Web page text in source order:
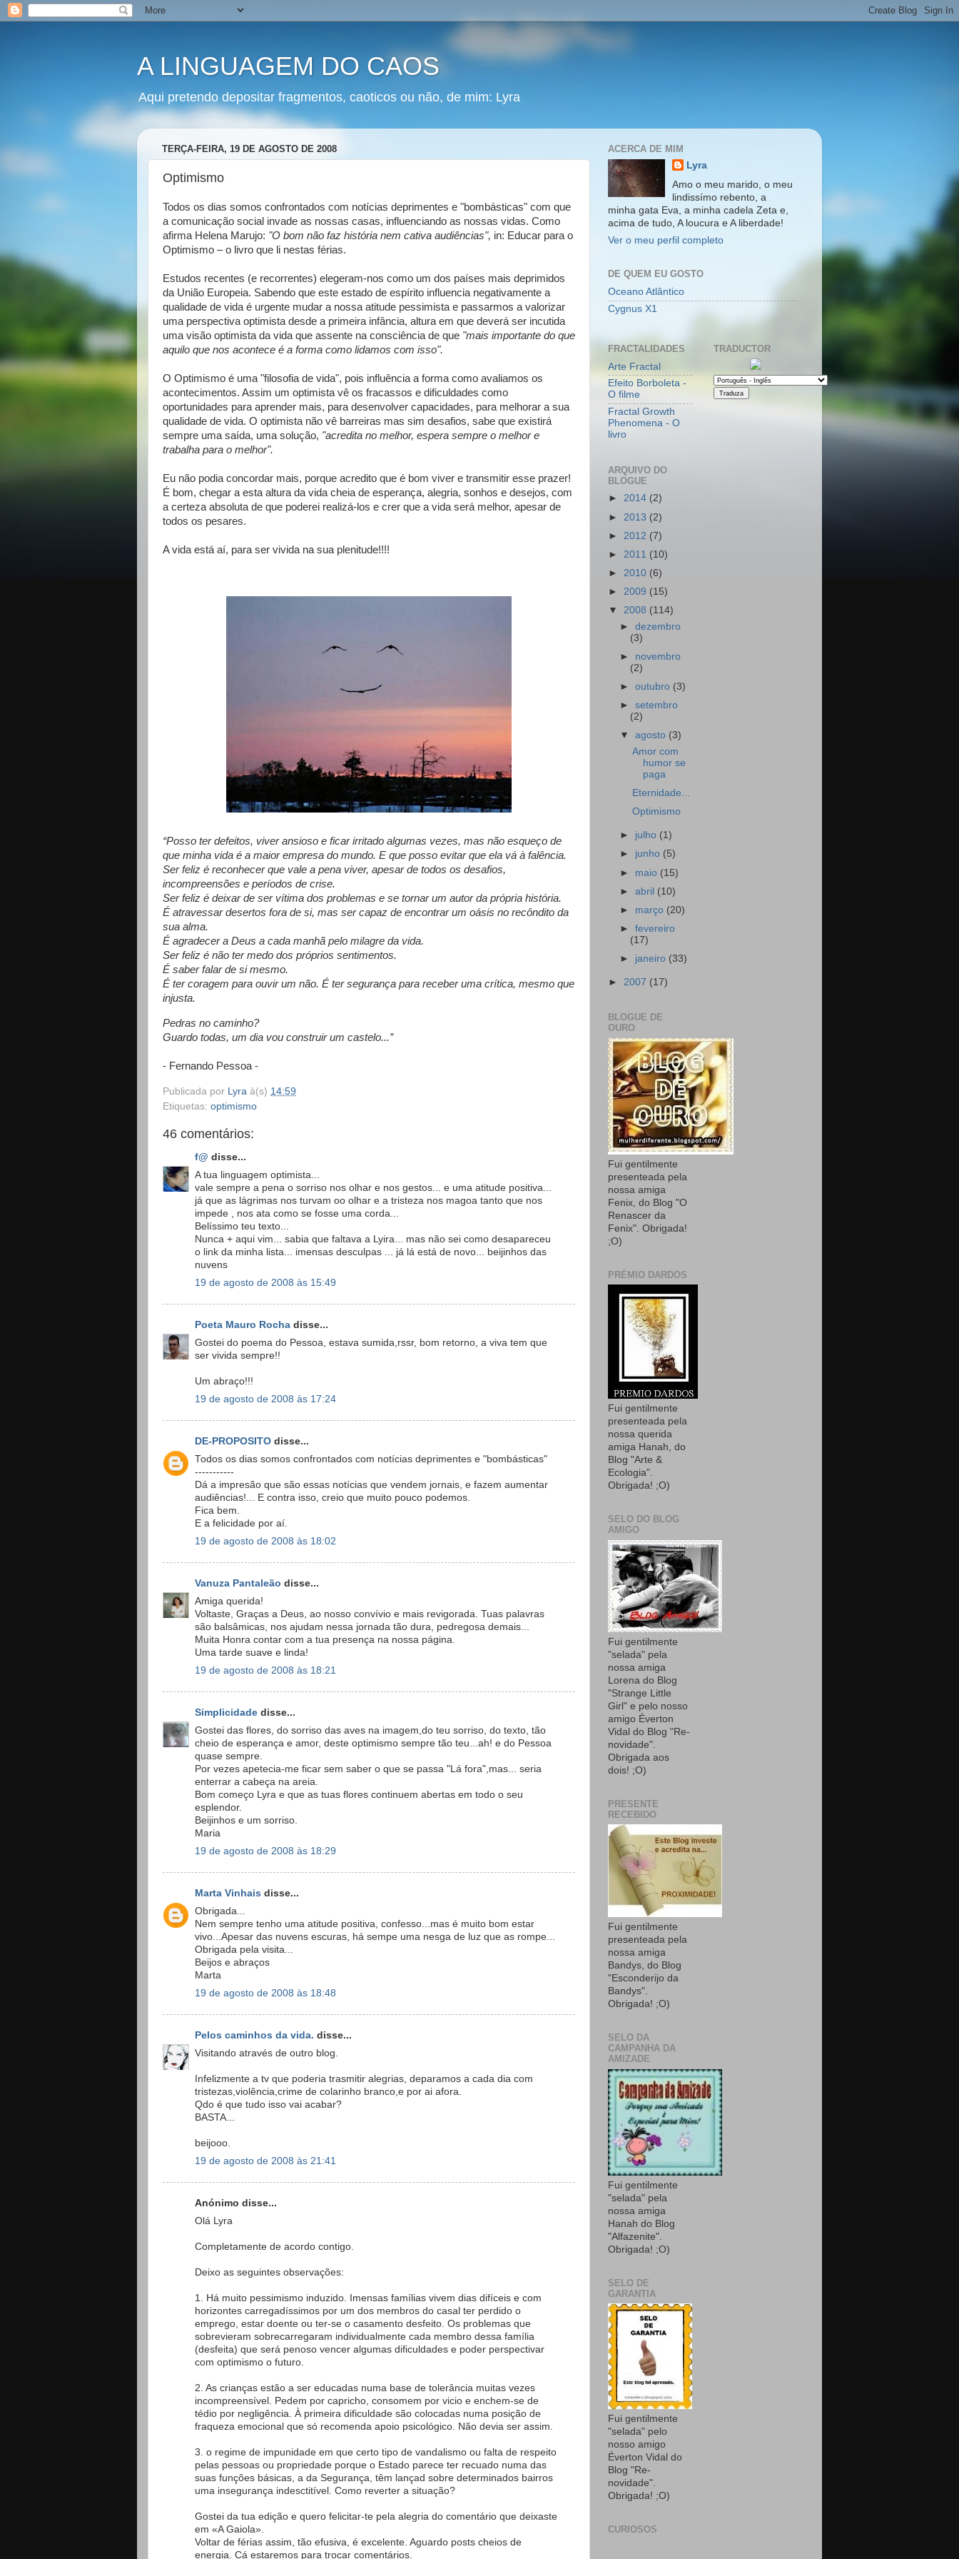
A LINGUAGEM DO CAOS
Aqui pretendo depositar fragmentos, caoticos ou não, de mim: Lyra
TERÇA-FEIRA, 19 DE AGOSTO DE 2008
Optimismo
Todos os dias somos confrontados com notícias deprimentes e "bombásticas" com que
a comunicação social invade as nossas casas, influenciando as nossas vidas. Como
afirma Helena Marujo: "O bom não faz história nem cativa audiências", in: Educar para o
Optimismo – o livro que li nestas férias.
Estudos recentes (e recorrentes) elegeram-nos como um dos países mais deprimidos
da União Europeia. Sabendo que este estado de espírito influencia negativamente a
qualidade de vida é urgente mudar a nossa atitude pessimista e passarmos a valorizar
uma perspectiva optimista desde a primeira infância, altura em que deverá ser incutida
uma visão optimista da vida que assente na consciência de que "mais importante do que
aquilo que nos acontece é a forma como lidamos com isso".
O Optimismo é uma "filosofia de vida", pois influência a forma como avaliamos os
acontecimentos. Assim um optimista vê os fracassos e dificuldades como
oportunidades para aprender mais, para desenvolver capacidades, para melhorar a sua
qualidade de vida. O optimista não vê barreiras mas sim desafios, sabe que existirá
sempre uma saída, uma solução, "acredita no melhor, espera sempre o melhor e
trabalha para o melhor".
Eu não podia concordar mais, porque acredito que é bom viver e transmitir esse prazer!
É bom, chegar a esta altura da vida cheia de esperança, alegria, sonhos e desejos, com
a certeza absoluta de que poderei realizá-los e crer que a vida será melhor, apesar de
todos os pesares.
A vida está aí, para ser vivida na sua plenitude!!!!
“Posso ter defeitos, viver ansioso e ficar irritado algumas vezes, mas não esqueço de
que minha vida é a maior empresa do mundo. E que posso evitar que ela vá à falência.
Ser feliz é reconhecer que vale a pena viver, apesar de todos os desafios,
incompreensões e períodos de crise.
Ser feliz é deixar de ser vítima dos problemas e se tornar um autor da própria história.
É atravessar desertos fora de si, mas ser capaz de encontrar um oásis no recôndito da
sua alma.
É agradecer a Deus a cada manhã pelo milagre da vida.
Ser feliz é não ter medo dos próprios sentimentos.
É saber falar de si mesmo.
É ter coragem para ouvir um não. É ter segurança para receber uma crítica, mesmo que
injusta.
Pedras no caminho?
Guardo todas, um dia vou construir um castelo...”
- Fernando Pessoa -
Publicada por Lyra à(s) 14:59
Etiquetas: optimismo
46 comentários:
f@ disse...
A tua linguagem optimista...
vale sempre a pena o sorriso nos olhar e nos gestos... e uma atitude positiva...
já que as lágrimas nos turvam oo olhar e a tristeza nos magoa tanto que nos
impede , nos ata como se fosse uma corda...
Belíssimo teu texto...
Nunca + aqui vim... sabia que faltava a Lyira... mas não sei como desapareceu
o link da minha lista... imensas desculpas ... já lá está de novo... beijinhos das
nuvens
19 de agosto de 2008 às 15:49
Poeta Mauro Rocha disse...
Gostei do poema do Pessoa, estava sumida,rssr, bom retorno, a viva tem que
ser vivida sempre!!
Um abraço!!!
19 de agosto de 2008 às 17:24
DE-PROPOSITO disse...
Todos os dias somos confrontados com notícias deprimentes e "bombásticas"
-----------
Dá a impresão que são essas notícias que vendem jornais, e fazem aumentar
audiências!... E contra isso, creio que muito pouco podemos.
Fica bem.
E a felicidade por aí.
19 de agosto de 2008 às 18:02
Vanuza Pantaleão disse...
Amiga querida!
Voltaste, Graças a Deus, ao nosso convívio e mais revigorada. Tuas palavras
são balsâmicas, nos ajudam nessa jornada tão dura, pedregosa demais...
Muita Honra contar com a tua presença na nossa página.
Uma tarde suave e linda!
19 de agosto de 2008 às 18:21
Simplicidade disse...
Gostei das flores, do sorriso das aves na imagem,do teu sorriso, do texto, tão
cheio de esperança e amor, deste optimismo sempre tão teu...ah! e do Pessoa
quase sempre.
Por vezes apetecia-me ficar sem saber o que se passa "Lá fora",mas... seria
enterrar a cabeça na areia.
Bom começo Lyra e que as tuas flores continuem abertas em todo o seu
esplendor.
Beijinhos e um sorriso.
Maria
19 de agosto de 2008 às 18:29
Marta Vinhais disse...
Obrigada...
Nem sempre tenho uma atitude positiva, confesso...mas é muito bom estar
vivo...Apesar das nuvens escuras, há sempe uma nesga de luz que as rompe...
Obrigada pela visita...
Beijos e abraços
Marta
19 de agosto de 2008 às 18:48
Pelos caminhos da vida. disse...
Visitando através de outro blog.
Infelizmente a tv que poderia trasmitir alegrias, deparamos a cada dia com
tristezas,violência,crime de colarinho branco,e por ai afora.
Qdo é que tudo isso vai acabar?
BASTA...
beijooo.
19 de agosto de 2008 às 21:41
Anónimo disse...
Olá Lyra
Completamente de acordo contigo.
Deixo as seguintes observações:
1. Há muito pessimismo induzido. Imensas famílias vivem dias difíceis e com
horizontes carregadíssimos por um dos membros do casal ter perdido o
emprego, estar doente ou ter-se o casamento desfeito. Os problemas que
sobrevieram sobrecarregaram individualmente cada membro dessa família
(desfeita) que será penoso vencer algumas dificuldades e poder perspectivar
com optimismo o futuro.
2. As crianças estão a ser educadas numa base de tolerância muitas vezes
incompreensível. Pedem por capricho, consomem por vicio e enchem-se de
tédio por negligência. À primeira dificuldade são colocadas numa posição de
fraqueza emocional que só recomenda apoio psicológico. Não devia ser assim.
3. o regime de impunidade em que certo tipo de vandalismo ou falta de respeito
pelas pessoas ou propriedade porque o Estado parece ter recuado numa das
suas funções básicas, a da Segurança, têm lançad sobre determinados bairros
uma insegurança indesctitível. Como reverter a situação?
Gostei da tua edição e quero felicitar-te pela alegria do comentário que deixaste
em «A Gaiola».
Voltar de férias assim, tão efusiva, é excelente. Aguardo posts cheios de
energia. Cá estaremos para trocar comentários.
ACERCA DE MIM
Lyra
Amo o meu marido, o meu
lindissímo rebento, a
minha gata Eva, a minha cadela Zeta e,
acima de tudo, A loucura e A liberdade!
Ver o meu perfil completo
DE QUEM EU GOSTO
Oceano Atlântico
Cygnus X1
FRACTALIDADES
Arte Fractal
Efeito Borboleta -
O filme
Fractal Growth
Phenomena - O
livro
ARQUIVO DO
BLOGUE
► 2014 (2)
► 2013 (2)
► 2012 (7)
► 2011 (10)
► 2010 (6)
► 2009 (15)
▼ 2008 (114)
►dezembro
(3)
► novembro
(2)
►outubro (3)
►setembro
(2)
▼agosto (3)
Amor com
humor se
paga
Eternidade...
Optimismo
► julho (1)
► junho (5)
► maio (15)
►abril (10)
► março (20)
►fevereiro
(17)
► janeiro (33)
► 2007 (17)
BLOGUE DE
OURO
Fui gentilmente
presenteada pela
nossa amiga
Fenix, do Blog "O
Renascer da
Fenix". Obrigada!
;O)
PRÉMIO DARDOS
Fui gentilmente
presenteada pela
nossa querida
amiga Hanah, do
Blog "Arte &
Ecologia".
Obrigada! ;O)
SELO DO BLOG
AMIGO
Fui gentilmente
"selada" pela
nossa amiga
Lorena do Blog
"Strange Little
Girl" e pelo nosso
amigo Éverton
Vidal do Blog "Re-
novidade".
Obrigada aos
dois! ;O)
PRESENTE
RECEBIDO
Fui gentilmente
presenteada pela
nossa amiga
Bandys, do Blog
"Esconderijo da
Bandys".
Obrigada! ;O)
SELO DA
CAMPANHA DA
AMIZADE
Fui gentilmente
"selada" pela
nossa amiga
Hanah do Blog
"Alfazenite".
Obrigada! ;O)
SELO DE
GARANTIA
Fui gentilmente
"selada" pelo
nosso amigo
Éverton Vidal do
Blog "Re-
novidade".
Obrigada! ;O)
CURIOSOS
TRADUCTOR